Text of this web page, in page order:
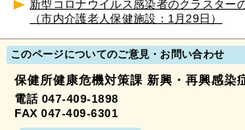
新型コロナウイルス感染者のクラスター
（市内介護老人保健施設：1月29日）
このページについてのご意見・お問い合わせ
保健所健康危機対策課 新興・再興感染
電話 047-409-1898
FAX 047-409-6301